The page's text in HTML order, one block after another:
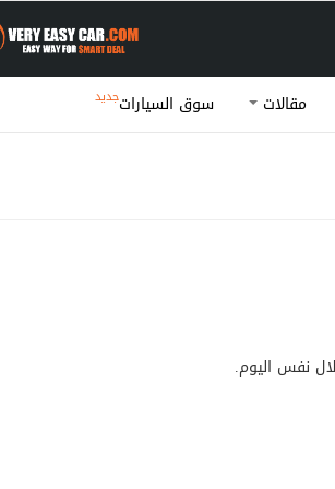
مقالات سوق السياراتجديد
نفس اليوم.